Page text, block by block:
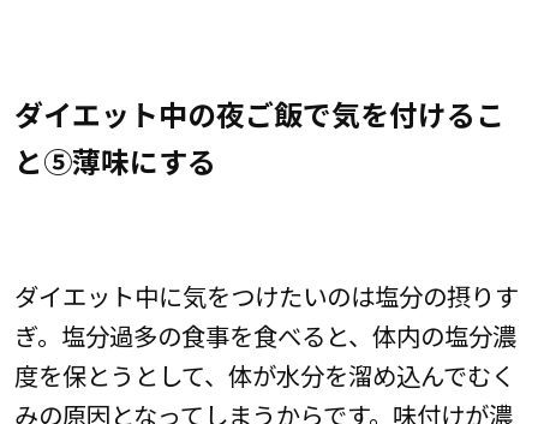
ダイエット中の夜ご飯で気を付けるこ
と⑤薄味にする
ダイエット中に気をつけたいのは塩分の摂りす
ぎ。塩分過多の食事を食べると、体内の塩分濃
度を保とうとして、体が水分を溜め込んでむく
みの原因となってしまうからです。味付けが濃